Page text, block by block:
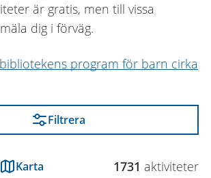
är gratis, men till vissa
dig i förväg.
bibliotekens program för barn cirka
Filtrera
Karta 1731 aktiviteter